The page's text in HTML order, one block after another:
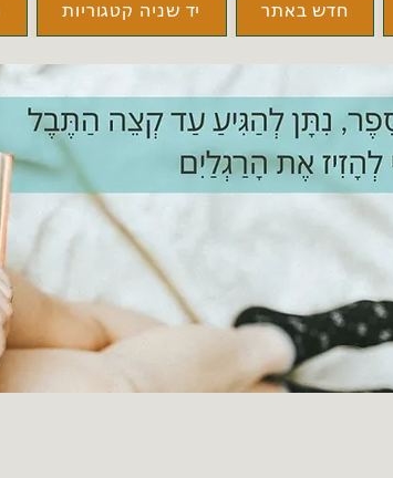
חדש באתר יד שניה קטגוריות